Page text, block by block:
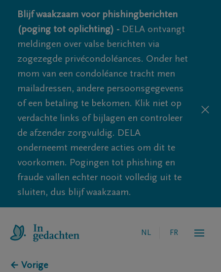
Blijf waakzaam voor phishingberichten
(poging tot oplichting) - DELA ontvangt
meldingen over valse berichten via
zogezegde privécondoléances. Onder het
mom van een condoléance tracht men
mailadressen, andere persoonsgegevens
of een betaling te bekomen. Klik niet op
verdachte links of bijlagen en controleer
de afzender zorgvuldig. DELA
onderneemt meerdere acties om dit te
voorkomen. Pogingen tot phishing en
fraude vallen echter nooit volledig uit te
sluiten, dus blijf waakzaam.
NL FR
← Vorige